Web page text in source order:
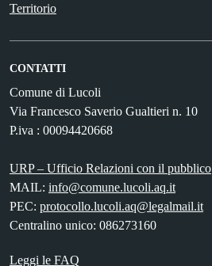
Territorio
CONTATTI
Comune di Lucoli
Via Francesco Saverio Gualtieri n. 10
P.iva : 00094420668
URP – Ufficio Relazioni con il pubblico
MAIL: info@comune.lucoli.aq.it
PEC: protocollo.lucoli.aq@legalmail.it
Centralino unico: 086273160
Leggi le FAQ